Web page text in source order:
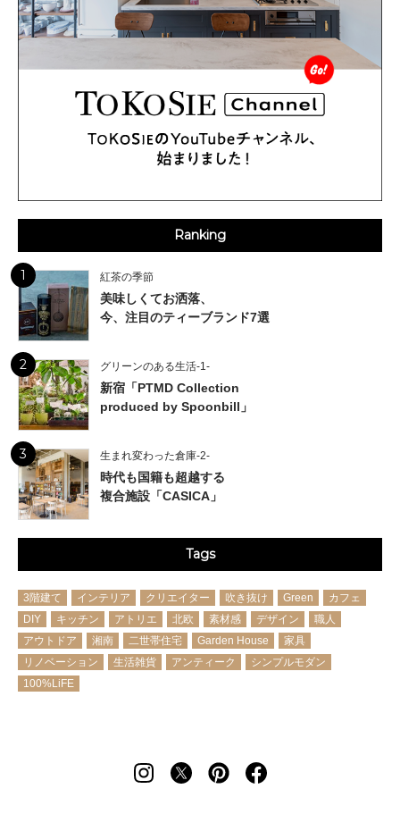
Ranking
1 紅茶の季節
美味しくてお洒落、
今、注目のティーブランド7選
2 グリーンのある生活-1-
新宿「PTMD Collection
produced by Spoonbill」
3 生まれ変わった倉庫-2-
時代も国籍も超越する
複合施設「CASICA」
Tags
3階建て インテリア クリエイター 吹き抜け Green
カフェ
DIY
キッチン アトリエ 北欧 素材感 デザイン
職人
アウトドア
湘南 二世帯住宅 Garden House
家具
リノベーション
生活雑貨 アンティーク
シンプルモダン
100%LiFE